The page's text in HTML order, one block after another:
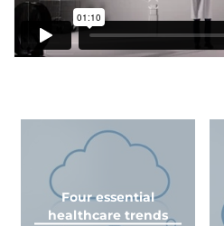
Four essential
healthcare trends